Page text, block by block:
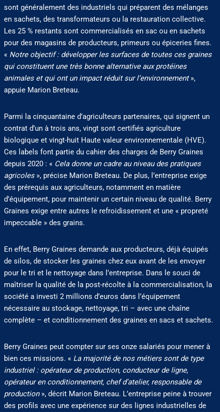
sont généralement des industriels qui préparent des mélanges
en sachets, des transformateurs ou la restauration collective.
Les 25 % restants sont commercialisés en sac ou en sachets
pour des magasins de producteurs, primeurs ou épiceries fines.
« Notre objectif : développer les surfaces de toutes ces graines
qui constituent une très bonne alternative aux protéines
animales et qui ont un impact réduit sur l’environnement»,
appuie Marion Breteau.
Parmi la cinquantaine d’agriculteurs partenaires, qui signent un
contrat d’un à trois ans, vingt sont certifiés agriculture
biologique et vingt-huit Haute valeur environnementale (HVE).
Ces labels font partie du cahier des charges de Berry Graines
depuis 2020 : « Cela donne un cadre au niveau des pratiques
agricoles», précise Marion Breteau. De plus, l’entreprise exige
des prérequis aux agriculteurs, notamment en matière
d’équipement, pour maintenir un certain niveau de qualité. Berry
Graines exige entre autres le refroidissement et une « propreté
impeccable » des grains.
En effet, Berry Graines demande aux producteurs, déjà équipés
de silos, de stocker les graines chez eux avant de les envoyer
pour le tri et le nettoyage dans l’entreprise. Dans le souci de
maîtriser la qualité de la post-récolte à la commercialisation, la
société a investi 2 millions d’euros dans l’équipement
nécessaire au stockage, nettoyage, tri – avec une chaîne
complète – et conditionnement des graines en sacs et sachets.
Berry Graines peut compter sur ses onze salariés pour mener à
bien ces missions. « La majorité de nos métiers sont de type
industriel : opérateur de production, conducteur de ligne,
opérateur en conditionnement, chef d’atelier, responsable de
production», décrit Marion Breteau. L’entreprise peine à trouver
des profils avec une expérience sur des lignes industrielles de